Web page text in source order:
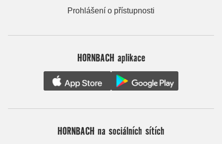
Prohlášení o přístupnosti
HORNBACH aplikace
HORNBACH na sociálních sítích